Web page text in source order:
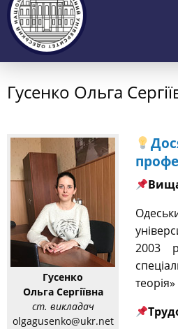
Гусенко Ольга
Гусенко
Ольга Сергіївна
ст. викладач
olgagusenko@ukr.net
О
2003
теорія»